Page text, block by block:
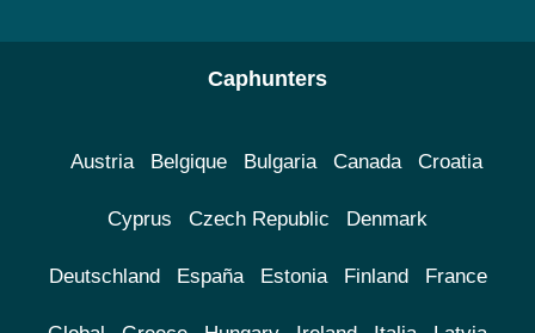
Caphunters
Austria Belgique Bulgaria Canada Croatia
Cyprus Czech Republic Denmark
Deutschland España Estonia Finland France